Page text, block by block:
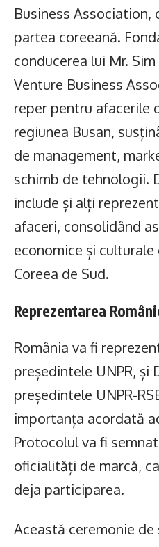
Business Association,
partea coreeană.
conducerea lui Mr.
Venture Business
reper pentru afacerile
regiunea Busan,
de management,
schimb de tehnologii.
include și alți
afaceri, consolidând
economice și culturale
Coreea de Sud.
Reprezentarea
România va fi
președintele UNPR, și
președintele UNPR-
importanța acordată
Protocolul va fi
oficialități de marcă,
deja participarea.
Această ceremonie de